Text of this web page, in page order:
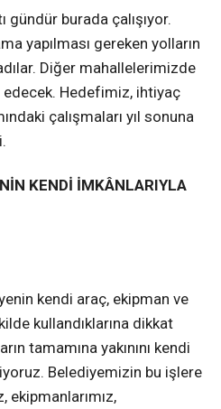
gündür burada çalışıyor.
yapılması gereken yolların
Diğer mahallelerimizde
edecek. Hedefimiz, ihtiyaç
çalışmaları yıl sonuna
KENDİ İMKÂNLARIYLA
kendi araç, ekipman ve
kullandıklarına dikkat
tamamına yakınını kendi
Belediyemizin bu işlere
ekipmanlarımız,